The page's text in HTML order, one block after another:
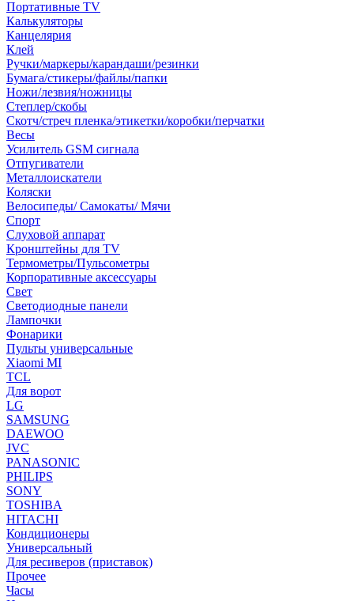
Портативные TV
Калькуляторы
Канцелярия
Клей
Ручки/маркеры/карандаши/резинки
Бумага/стикеры/файлы/папки
Ножи/лезвия/ножницы
Степлер/скобы
Скотч/стреч пленка/этикетки/коробки/перчатки
Весы
Усилитель GSM сигнала
Отпугиватели
Металлоискатели
Коляски
Велосипеды/ Самокаты/ Мячи
Спорт
Слуховой аппарат
Кронштейны для TV
Термометры/Пульсометры
Корпоративные аксессуары
Свет
Светодиодные панели
Лампочки
Фонарики
Пульты универсальные
Xiaomi MI
TCL
Для ворот
LG
SAMSUNG
DAEWOO
JVC
PANASONIC
PHILIPS
SONY
TOSHIBA
HITACHI
Кондиционеры
Универсальный
Для ресиверов (приставок)
Прочее
Часы